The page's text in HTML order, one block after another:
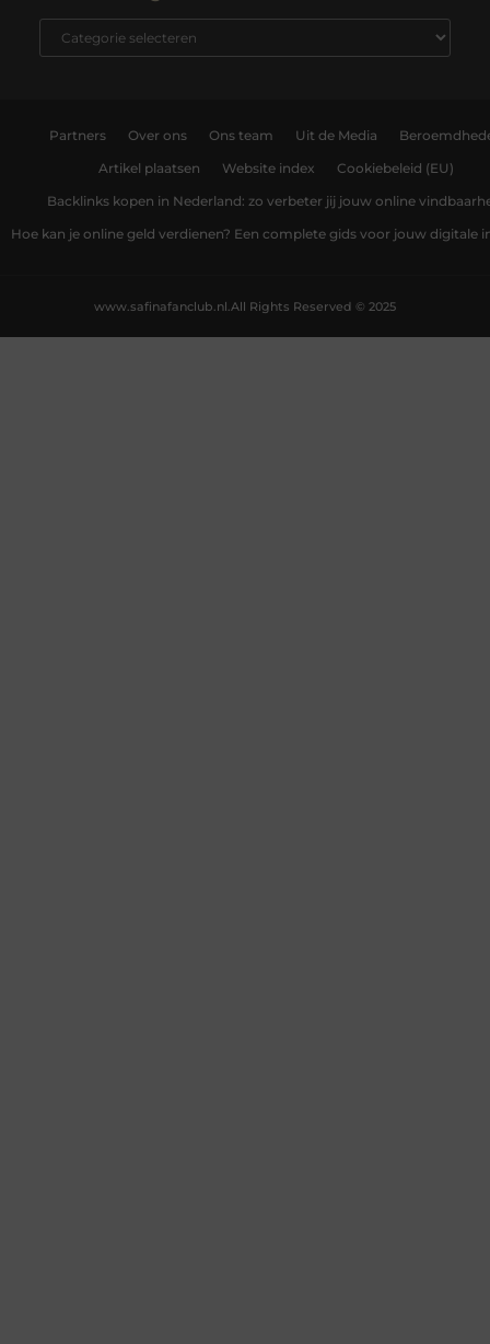
Partners Over ons Ons team Uit de Media
Artikel plaatsen Website index Cookiebeleid (EU)
Backlinks kopen in Nederland: zo verbeter jij jouw online
Hoe kan je online geld verdienen? Een complete gids voor jouw digitale
All Rights Reserved © 2025
www.safinafanclub.nl.